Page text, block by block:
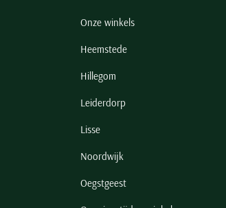
Onze winkels
Heemstede
Hillegom
Leiderdorp
Lisse
Noordwijk
Oegstgeest